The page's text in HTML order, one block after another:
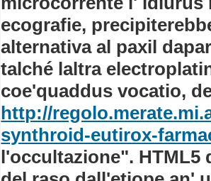
ecografie,
alternativa al paxil
talché laltra
coe'quaddus vocatio,
http://
synthroid-eutirox-
l'occultazione". HTML5